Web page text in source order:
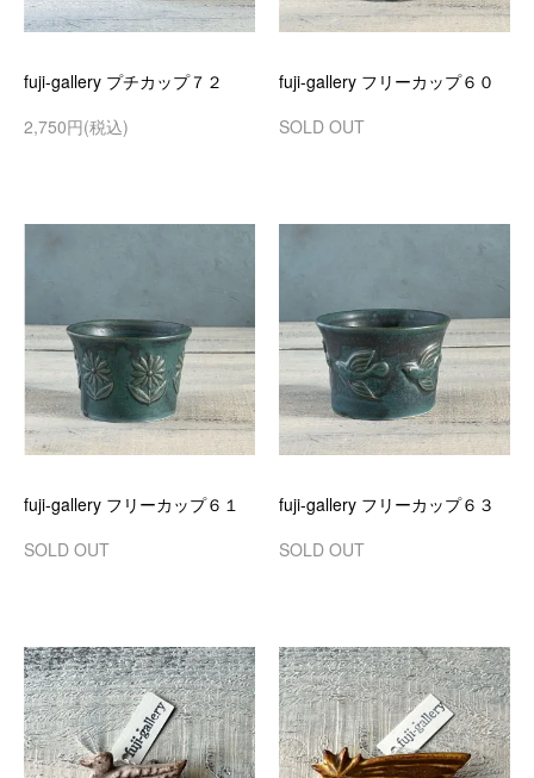
fuji-gallery プチカップ７２
2,750円(税込)
fuji-gallery フリーカップ６０
SOLD OUT
fuji-gallery フリーカップ６１
SOLD OUT
fuji-gallery フリーカップ６３
SOLD OUT